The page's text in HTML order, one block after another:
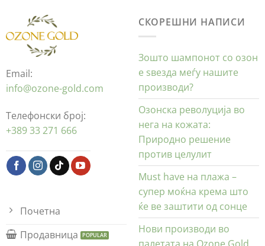
Email:
info@ozone-gold.com
Телефонски број:
+389 33 271 666
Почетна
Продавница
СКОРЕШНИ НАПИСИ
Зошто шампонот со озон
е ѕвезда меѓу нашите
производи?
Озонска револуција во
нега на кожата:
Природно решение
против целулит
Must have на плажа –
супер моќна крема што
ќе ве заштити од сонце
Нови производи во